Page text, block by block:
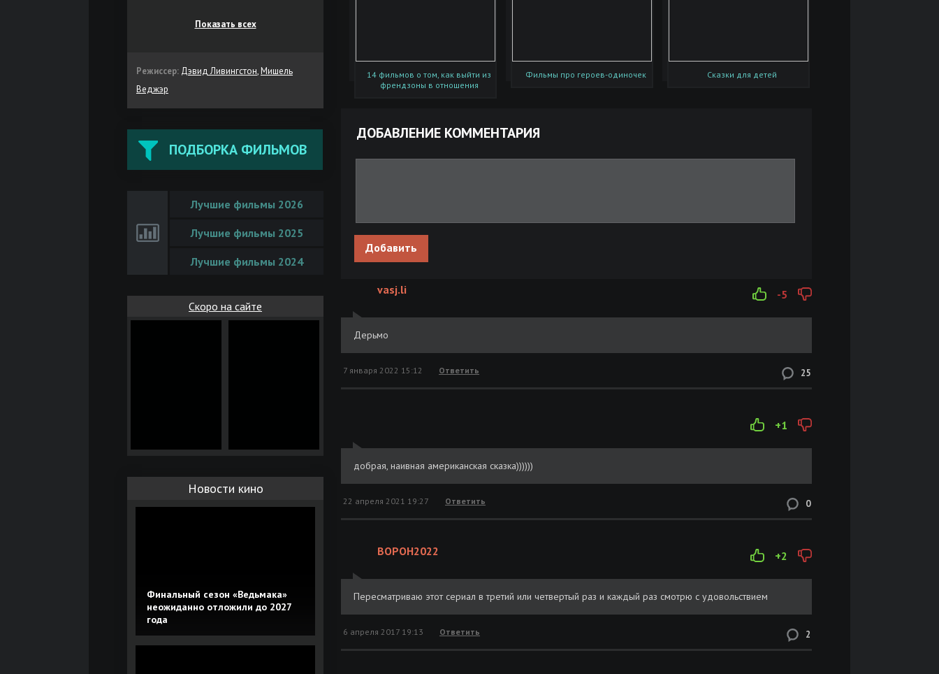
Показать всех
Режиссер: Дэвид Ливингстон,Мишель
Веджэр
ПОДБОРКА ФИЛЬМОВ
Лучшие фильмы 2026
Лучшие фильмы 2025
Лучшие фильмы 2024
Скоро на сайте
Новости кино
Финальный сезон «Ведьмака»
неожиданно отложили до 2027
года
14 фильмов о том, как выйти из
френдзоны в отношения
Фильмы про героев-одиночек Сказки для детей
ДОБАВЛЕНИЕ КОММЕНТАРИЯ
Добавить
-5
vasj.li
Дерьмо
25
7 января 2022 15:12 Ответить
+1
добрая, наивная американская сказка))))))
0
22 апреля 2021 19:27 Ответить
+2
BOPOH2022
Пересматриваю этот сериал в третий или четвертый раз и каждый раз смотрю с удовольствием
2
6 апреля 2017 19:13 Ответить